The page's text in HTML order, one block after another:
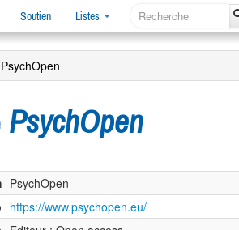
Soutien Listes
PsychOpen
PsychOpen
PsychOpen
https://www.psychopen.eu/